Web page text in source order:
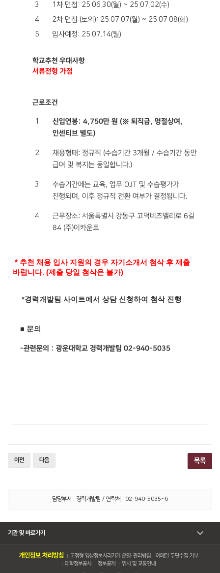
1차 면접: 25.06.30(월) ~ 25.07.02(수)
2차 면접 (토의): 25.07.07(월) ~ 25.07.08(화)
입사예정: 25.07.14(월)
학교추천 우대사항
서류전형 가점
근로조건
신입연봉: 4,750만 원 (※ 퇴직금, 명절상여,
인센티브 별도)
채용형태: 정규직 (수습기간 3개월 / 수습기간 동안
급여 및 복지는 동일합니다.)
수습기간에는 교육, 업무 OJT 및 수습평가가
진행되며, 이후 정규직 전환 여부가 결정됩니다.
근무장소: 서울특별시 강동구 고덕비즈밸리로 6길
84 (주)이카운트
* 추천 채용 입사 지원의 경우 자기소개서 첨삭 후 제출
바랍니다. (제출 당일 첨삭은 불가)
*경력개발팀 사이트에서상담 신청하여 첨삭 진행
■ 문의
-관련문의 :광운대학교 경력개발팀02-940-5035
이전 다음 목록
담당부서 : 경력개발팀 / 연락처 : 02-940-5035~6
기관 및 바로가기
개인정보 처리방침 고정형 영상정보처리기기 운영・관리방침
이메일 무단수집 거부
대학정보공시
정보공개 위치 및 교통안내